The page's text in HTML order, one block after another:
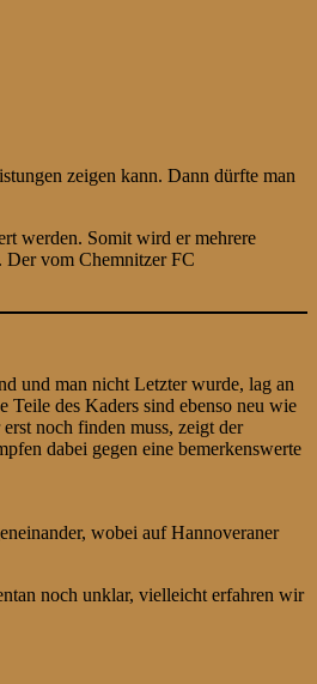
zeigen kann. Dann dürfte man
werden. Somit wird er mehrere
Der vom Chemnitzer FC
und man nicht Letzter wurde, lag an
des Kaders sind ebenso neu wie
noch finden muss, zeigt der
dabei gegen eine bemerkenswerte
wobei auf Hannoveraner
noch unklar, vielleicht erfahren wir